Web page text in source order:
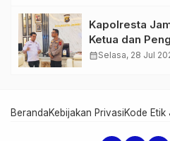
Kapolresta
Ketua dan
Perkuat
calendar_monthSelasa, 28 Jul
BerandaKebijakan PrivasiKode